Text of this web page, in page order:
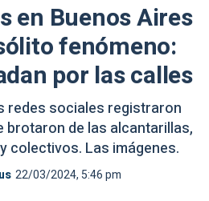
en Buenos Aires
fenómeno:
por las calles
redes sociales registraron
brotaron de las alcantarillas,
colectivos. Las imágenes.
22/03/2024, 5:46 pm